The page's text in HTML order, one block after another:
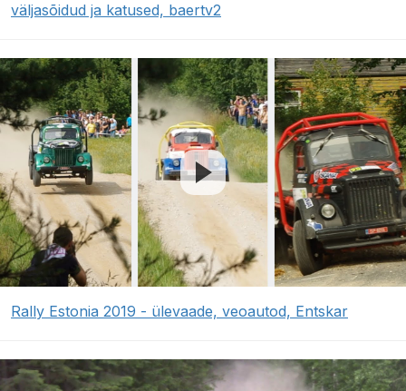
väljasõidud ja katused, baertv2
Rally Estonia 2019 - ülevaade, veoautod, Entskar